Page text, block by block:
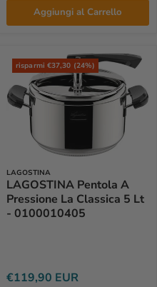
Aggiungi al Carrello
risparmi €37,30 (24%)
LAGOSTINA
LAGOSTINA Pentola A
Pressione La Classica 5 Lt
- 0100010405
€119,90 EUR